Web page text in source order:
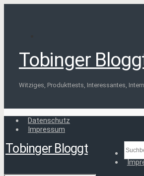
Tobinger
Witziges, Produkttests, Interessantes,
Datenschutz
Impressum
Tobinger Bloggt